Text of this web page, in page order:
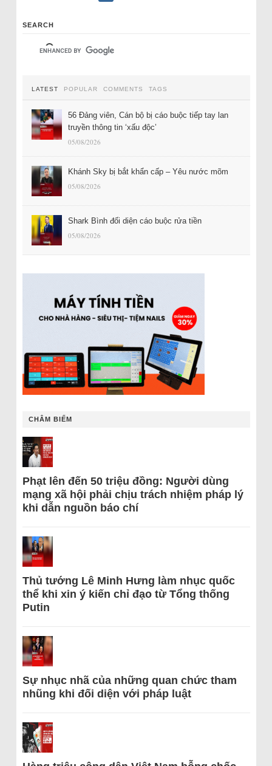
SEARCH
LATEST POPULAR COMMENTS TAGS
56 Đảng viên, Cán bộ bị cáo buộc tiếp tay lan
truyền thông tin ‘xấu độc’
05/08/2026
Khánh Sky bị bắt khẩn cấp – Yêu nước mõm
05/08/2026
Shark Bình đối diện cáo buộc rửa tiền
05/08/2026
CHÂM BIẾM
Phạt lên đến 50 triệu đồng: Người dùng
mạng xã hội phải chịu trách nhiệm pháp lý
khi dẫn nguồn báo chí
Thủ tướng Lê Minh Hưng làm nhục quốc
thể khi xin ý kiến chỉ đạo từ Tổng thống
Putin
Sự nhục nhã của những quan chức tham
nhũng khi đối diện với pháp luật